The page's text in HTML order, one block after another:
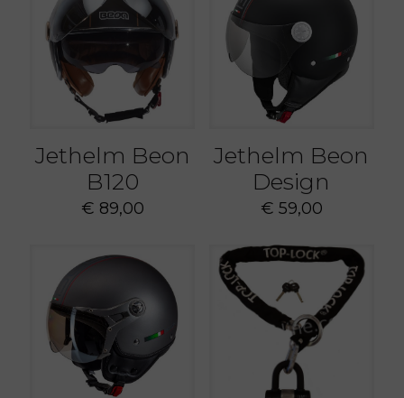
Jethelm Beon
B120
€ 89,00
Jethelm Beon
Design
€ 59,00